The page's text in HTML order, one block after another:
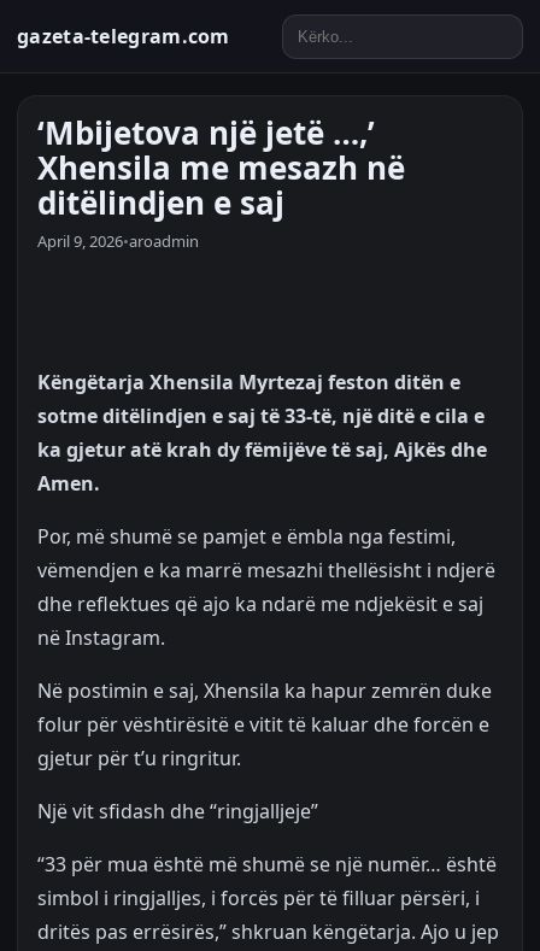
gazeta-telegram.com
‘Mbijetova një jetë …,’
Xhensila me mesazh në
ditëlindjen e saj
April 9, 2026•aroadmin
Këngëtarja Xhensila Myrtezaj feston ditën e
sotme ditëlindjen e saj të 33-të, një ditë e cila e
ka gjetur atë krah dy fëmijëve të saj, Ajkës dhe
Amen.
Por, më shumë se pamjet e ëmbla nga festimi,
vëmendjen e ka marrë mesazhi thellësisht i ndjerë
dhe reflektues që ajo ka ndarë me ndjekësit e saj
në Instagram.
Në postimin e saj, Xhensila ka hapur zemrën duke
folur për vështirësitë e vitit të kaluar dhe forcën e
gjetur për t’u ringritur.
Një vit sfidash dhe “ringjalljeje”
“33 për mua është më shumë se një numër… është
simbol i ringjalljes, i forcës për të filluar përsëri, i
dritës pas errësirës,” shkruan këngëtarja. Ajo u jep